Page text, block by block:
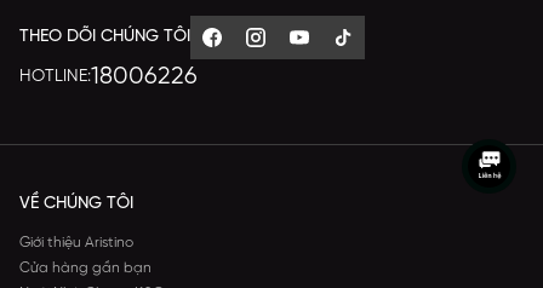
THEO DÕI CHÚNG TÔI
HOTLINE:18006226
VỀ CHÚNG TÔI
Giới thiệu Aristino
Cửa hàng gần bạn